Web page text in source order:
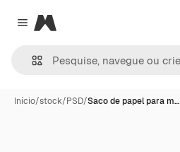
Close menu
Magnific
Início/stock/PSD/Saco de papel para m…